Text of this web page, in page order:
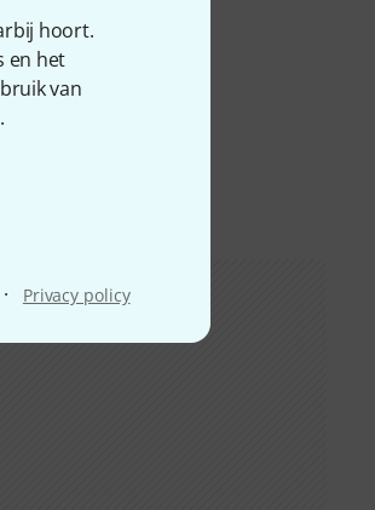
hoort.
en het
van
· Privacy policy